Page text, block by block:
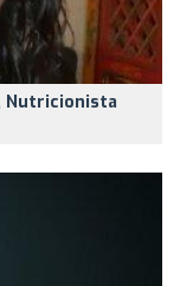
Nutricionista